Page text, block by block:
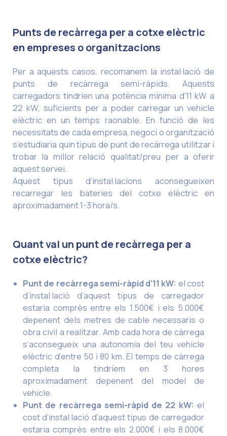
Punts de recàrrega per a cotxe elèctric
en empreses o organitzacions
Per a aquests casos, recomanem la instal·lació de
punts de recàrrega semi-ràpids. Aquests
carregadors tindrien una potència mínima d’11 kW a
22 kW, suficients per a poder carregar un vehicle
elèctric en un temps raonable. En funció de les
necessitats de cada empresa, negoci o organització
s’estudiaria quin tipus de punt de recàrrega utilitzar i
trobar la millor relació qualitat/preu per a oferir
aquest servei.
Aquest tipus d’instal·lacions aconsegueixen
recarregar les bateries del cotxe elèctric en
aproximadament 1-3 hora/s.
Quant val un punt de recàrrega per a
cotxe elèctric?
Punt de recàrrega semi-ràpid d’11 kW: el cost
d’instal·lació d’aquest tipus de carregador
estaria comprès entre els 1.500€ i els 5.000€
depenent dels metres de cable necessaris o
obra civil a realitzar. Amb cada hora de càrrega
s’aconsegueix una autonomia del teu vehicle
elèctric d’entre 50 i 80 km. El temps de càrrega
completa la tindríem en 3 hores
aproximadament depenent del model de
vehicle.
Punt de recàrrega semi-ràpid de 22 kW: el
cost d’instal·lació d’aquest tipus de carregador
estaria comprès entre els 2.000€ i els 8.000€